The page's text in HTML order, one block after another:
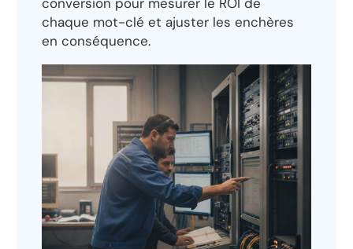
chaque mot-clé et ajuster les enchères
en conséquence.